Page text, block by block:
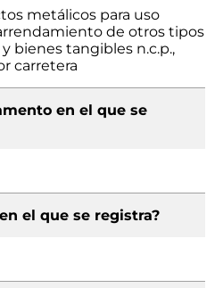
metálicos para uso
de otros tipos
bienes tangibles n.c.p.,
carretera
en el que se
el que se registra?